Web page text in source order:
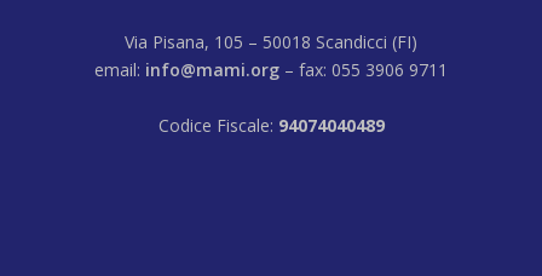
Via Pisana, 105 – 50018 Scandicci (FI)
email: info@mami.org – fax: 055 3906 9711
Codice Fiscale: 94074040489